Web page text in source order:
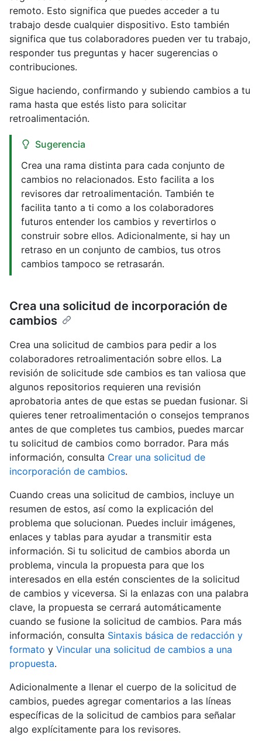
remoto. Esto significa que puedes acceder a tu
trabajo desde cualquier dispositivo. Esto también
significa que tus colaboradores pueden ver tu trabajo,
responder tus preguntas y hacer sugerencias o
contribuciones.
Sigue haciendo, confirmando y subiendo cambios a tu
rama hasta que estés listo para solicitar
retroalimentación.
Sugerencia
Crea una rama distinta para cada conjunto de
cambios no relacionados. Esto facilita a los
revisores dar retroalimentación. También te
facilita tanto a ti como a los colaboradores
futuros entender los cambios y revertirlos o
construir sobre ellos. Adicionalmente, si hay un
retraso en un conjunto de cambios, tus otros
cambios tampoco se retrasarán.
Crea una solicitud de incorporación de
cambios
Crea una solicitud de cambios para pedir a los
colaboradores retroalimentación sobre ellos. La
revisión de solicitude sde cambios es tan valiosa que
algunos repositorios requieren una revisión
aprobatoria antes de que estas se puedan fusionar. Si
quieres tener retroalimentación o consejos tempranos
antes de que completes tus cambios, puedes marcar
tu solicitud de cambios como borrador. Para más
información, consulta Crear una solicitud de
incorporación de cambios.
Cuando creas una solicitud de cambios, incluye un
resumen de estos, así como la explicación del
problema que solucionan. Puedes incluir imágenes,
enlaces y tablas para ayudar a transmitir esta
información. Si tu solicitud de cambios aborda un
problema, vincula la propuesta para que los
interesados en ella estén conscientes de la solicitud
de cambios y viceversa. Si la enlazas con una palabra
clave, la propuesta se cerrará automáticamente
cuando se fusione la solicitud de cambios. Para más
información, consulta Sintaxis básica de redacción y
formato y Vincular una solicitud de cambios a una
propuesta.
Adicionalmente a llenar el cuerpo de la solicitud de
cambios, puedes agregar comentarios a las líneas
específicas de la solicitud de cambios para señalar
algo explícitamente para los revisores.